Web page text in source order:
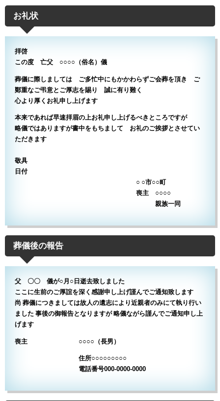
お礼状
拝啓
この度 亡父 ○○○○（俗名）儀
葬儀に際しましては
ご多忙中にもかかわらずご会葬を頂き ご
鄭重なご弔意とご厚志を賜り 誠に有り難く
心より厚くお礼申し上げます
本来であれば早速拝眉の上お礼申し上げるべきところですが
略儀ではありますが書中をもちまして お礼のご挨拶とさせてい
ただきます
敬具
日付
○ ○市○○町
喪主 ○○○○
親族一同
葬儀後の報告
父 〇〇 儀が○月○日逝去致しました
ここに生前のご厚誼を深く感謝申し上げ謹んでご通知致します
尚 葬儀につきましては故人の遺志により近親者のみにて執り行い
ました 事後の御報告となりますが 略儀ながら謹んでご通知申し上
げます
喪主 ○○○○（長男）
住所○○○○○○○○○
電話番号000-0000-0000